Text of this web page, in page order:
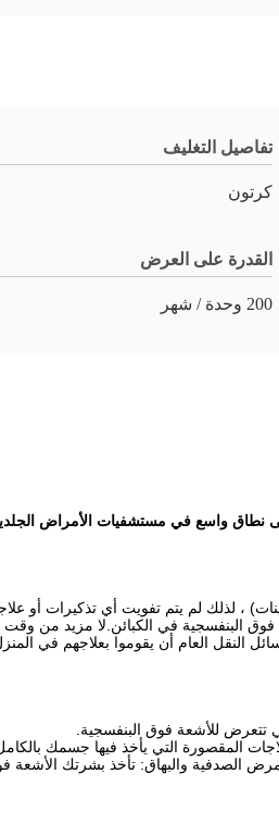
تفاصيل التغليف
كرتون
القدرة على العرض
200 وحدة / شهر